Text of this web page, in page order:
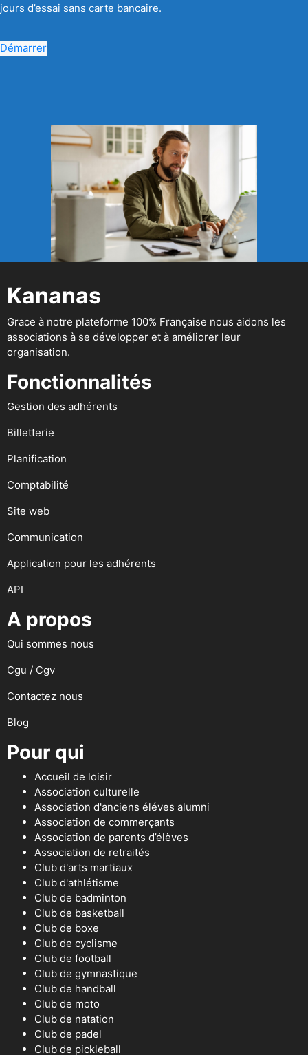
jours d’essai sans carte bancaire.
Démarrer
Kananas
Grace à notre plateforme 100% Française nous aidons les
associations à se développer et à améliorer leur
organisation.
Fonctionnalités
Gestion des adhérents
Billetterie
Planification
Comptabilité
Site web
Communication
Application pour les adhérents
API
A propos
Qui sommes nous
Cgu / Cgv
Contactez nous
Blog
Pour qui
Accueil de loisir
Association culturelle
Association d'anciens éléves alumni
Association de commerçants
Association de parents d’élèves
Association de retraités
Club d'arts martiaux
Club d'athlétisme
Club de badminton
Club de basketball
Club de boxe
Club de cyclisme
Club de football
Club de gymnastique
Club de handball
Club de moto
Club de natation
Club de padel
Club de pickleball